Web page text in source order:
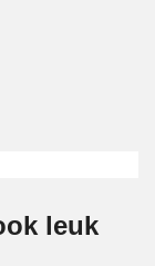
leuk